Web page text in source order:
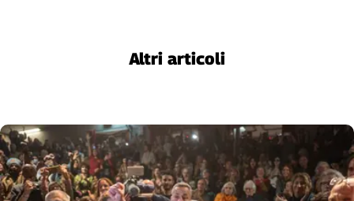
redazione
Newsletter
Altri articoli